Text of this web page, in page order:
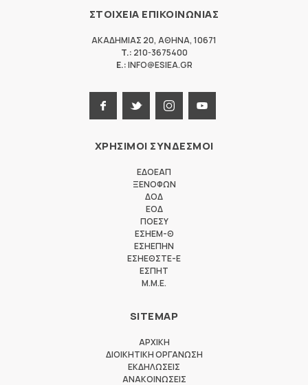
ΣΤΟΙΧΕΙΑ ΕΠΙΚΟΙΝΩΝΙΑΣ
ΑΚΑΔΗΜΙΑΣ 20, ΑΘΗΝΑ, 10671
T.: 210-3675400
E.:INFO@ESIEA.GR
ΧΡΗΣΙΜΟΙ ΣΥΝΔΕΣΜΟΙ
ΕΔΟΕΑΠ
ΞΕΝΟΦΩΝ
ΔΟΔ
ΕΟΔ
ΠΟΕΣΥ
ΕΣΗΕΜ-Θ
ΕΣΗΕΠΗΝ
ΕΣΗΕΘΣΤΕ-Ε
ΕΣΠΗΤ
M.M.E.
SITEMAP
ΑΡΧΙΚΗ
ΔΙΟΙΚΗΤΙΚΗ ΟΡΓΑΝΩΣΗ
ΕΚΔΗΛΩΣΕΙΣ
ΑΝΑΚΟΙΝΩΣΕΙΣ